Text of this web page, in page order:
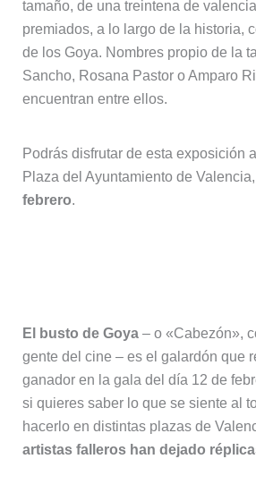
tamaño, de una treintena de
premiados, a lo largo de la historia,
de los Goya. Nombres propio de la
Sancho, Rosana Pastor o Amparo
encuentran entre ellos.
Podrás disfrutar de esta exposición
Plaza del Ayuntamiento de Valencia,
febrero.
El busto de Goya– o «Cabezón»,
gente del cine – es el galardón que
ganador en la gala del día 12 de
si quieres saber lo que se siente al
hacerlo en distintas plazas de
artistas falleros han dejado